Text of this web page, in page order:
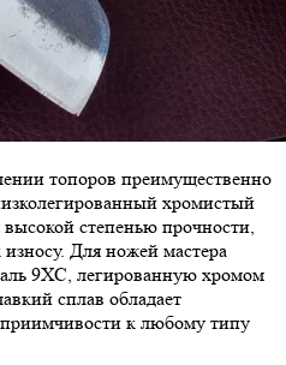
топоров преимущественно
хромистый
степенью прочности,
Для ножей мастера
9ХС, легированную хромом
сплав обладает
к любому типу